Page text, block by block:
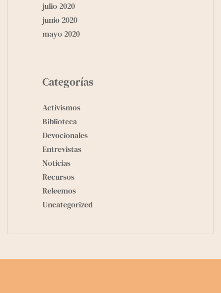
julio 2020
junio 2020
mayo 2020
Categorías
Activismos
Biblioteca
Devocionales
Entrevistas
Noticias
Recursos
Releemos
Uncategorized